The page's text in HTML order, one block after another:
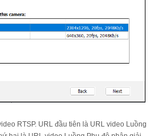
RTSP. URL đầu tiên là URL video Luồng